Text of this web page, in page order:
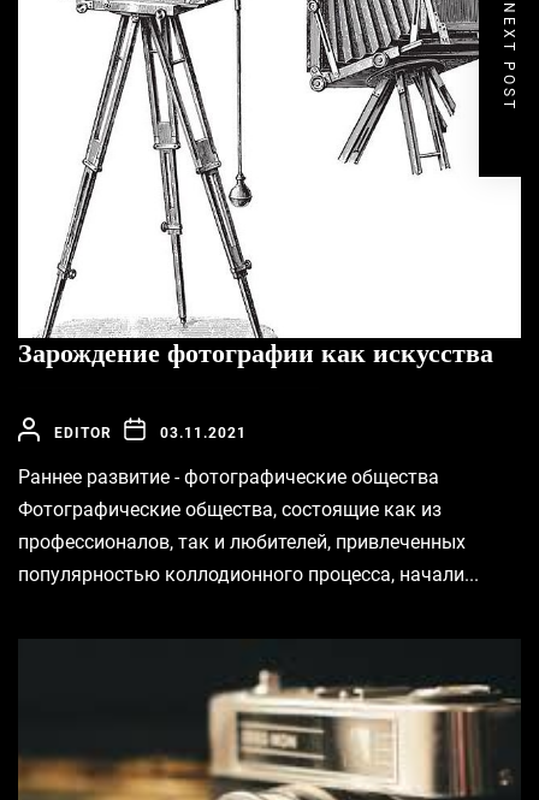
NEXT POST
Зарождение фотографии как искусства
EDITOR 03.11.2021
Раннее развитие - фотографические общества
Фотографические общества, состоящие как из
профессионалов, так и любителей, привлеченных
популярностью коллодионного процесса, начали...